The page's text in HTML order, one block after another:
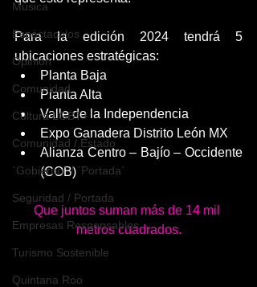
Música
Espéctaculos
Opinión
Comunidad
Cultura LGBT+
Comunidad / Estado
`Gobierno` / `Portada`
Seguridad / Portada
Empresas Responsables
Turismo Sostenible
Quintana Roo
Para la edición 2024 tendrá 5
ubicaciones estratégicas:
Planta Baja
Planta Alta
Valle de la Independencia
Expo Ganadera Distrito León MX
Alianza Centro – Bajío – Occidente
(COB)
Que juntos suman más de 14 mil
metros cuadrados.